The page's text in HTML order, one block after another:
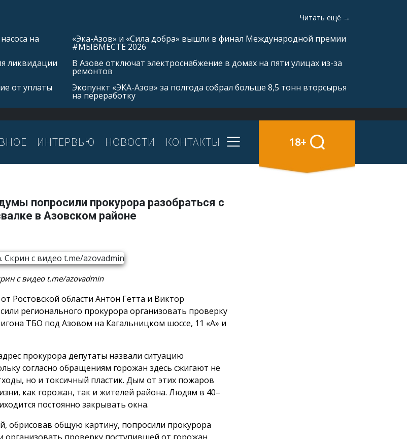
Читать ещё →
на
ликвидации
от уплаты
«Эка-Азов» и «Сила добра» вышли в финал Международной премии
#МЫВМЕСТЕ 2026
В Азове отключат электроснабжение в домах на пяти улицах из-за
ремонтов
Экопункт «ЭКА-Азов» за полгода собрал больше 8,5 тонн вторсырья
на переработку
ИНТЕРВЬЮ НОВОСТИ КОНТАКТЫ 18+
попросили прокурора разобраться с
в Азовском районе
с видео t.me/azovadmin
Ростовской области Антон Гетта и Виктор
регионального прокурора организовать проверку
ТБО под Азовом на Кагальницком шоссе, 11 «А» и
прокурора депутаты назвали ситуацию
согласно обращениям горожан здесь сжигают не
но и токсичный пластик. Дым от этих пожаров
как горожан, так и жителей района. Людям в 40–
постоянно закрывать окна.
обрисовав общую картину, попросили прокурора